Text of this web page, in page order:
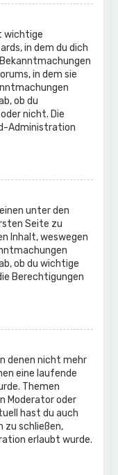
wichtige
in dem du dich
in dem sie
ob du
nicht. Die
Administration
unter den
Seite zu
Inhalt, weswegen
ob du wichtige
Berechtigungen
denen nicht mehr
eine laufende
Themen
Moderator oder
hast du auch
zu schließen,
erlaubt wurde.